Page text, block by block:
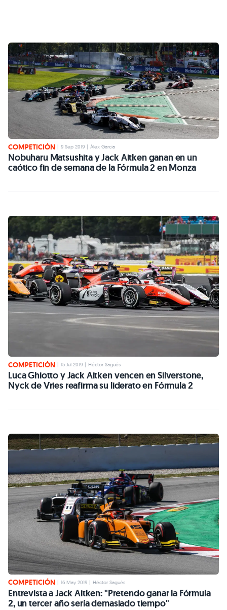
COMPETICIÓN 9 Sep 2019 Àlex Garcia
Nobuharu Matsushita y Jack Aitken ganan en un
caótico fin de semana de la Fórmula 2 en Monza
COMPETICIÓN 15 Jul 2019 Héctor Sagués
Luca Ghiotto y Jack Aitken vencen en Silverstone,
Nyck de Vries reafirma su liderato en Fórmula 2
COMPETICIÓN | 16 May 2019 | Héctor Sagués
Entrevista a Jack Aitken: "Pretendo ganar la Fórmula
2, un tercer año sería demasiado tiempo"